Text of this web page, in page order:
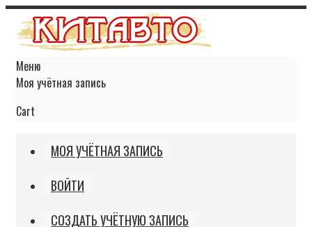
Меню
Моя учётная запись
Cart
МОЯ УЧЁТНАЯ ЗАПИСЬ
ВОЙТИ
СОЗДАТЬ УЧЁТНУЮ ЗАПИСЬ